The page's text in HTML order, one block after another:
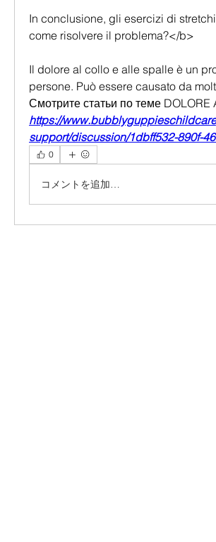
In conclusione, gli esercizi di
come risolvere il problema?</b>
Il dolore al collo e alle spalle è un
persone. Può essere causato da
Смотрите статьи по теме DOLORE
https://
support/discussion/1dbff532-890f-
0
コメントを追加…